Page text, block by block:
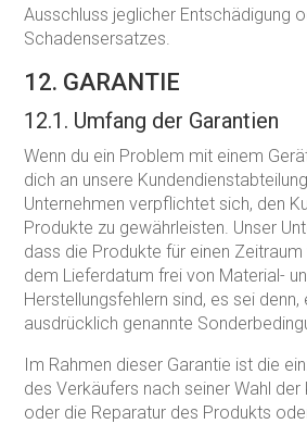
Ausschluss jeglicher Entschädigung
Schadensersatzes.
12. GARANTIE
12.1. Umfang der Garantien
Wenn du ein Problem mit einem
dich an unsere
Unternehmen verpflichtet sich, den
Produkte zu gewährleisten. Unser
dass die Produkte für einen
dem Lieferdatum frei von Material-
Herstellungsfehlern sind, es sei
ausdrücklich genannte
Im Rahmen dieser Garantie ist die
des Verkäufers nach seiner Wahl
oder die Reparatur des Produkts